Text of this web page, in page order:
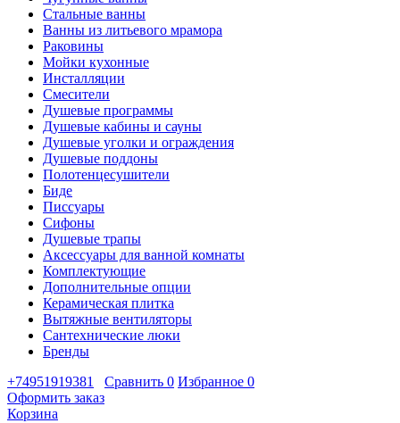
Стальные ванны
Ванны из литьевого мрамора
Раковины
Мойки кухонные
Инсталляции
Смесители
Душевые программы
Душевые кабины и сауны
Душевые уголки и ограждения
Душевые поддоны
Полотенцесушители
Биде
Писсуары
Сифоны
Душевые трапы
Аксессуары для ванной комнаты
Комплектующие
Дополнительные опции
Керамическая плитка
Вытяжные вентиляторы
Сантехнические люки
Бренды
+74951919381
Сравнить 0 Избранное 0
Оформить заказ
Корзина